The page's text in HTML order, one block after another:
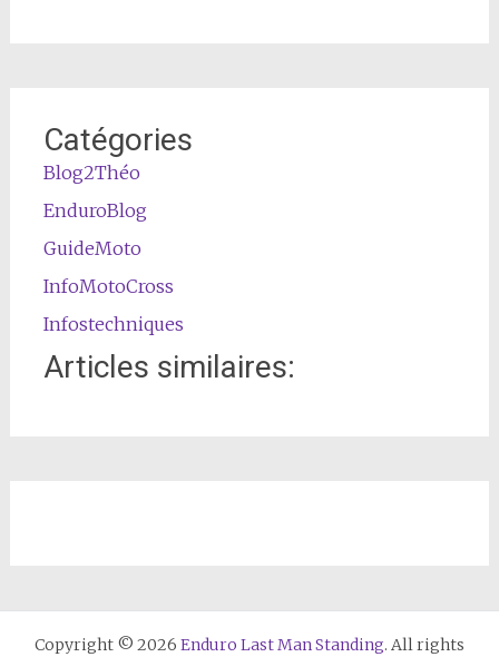
Catégories
Blog2Théo
EnduroBlog
GuideMoto
InfoMotoCross
Infostechniques
Articles similaires:
Copyright © 2026 Enduro Last Man Standing. All rights